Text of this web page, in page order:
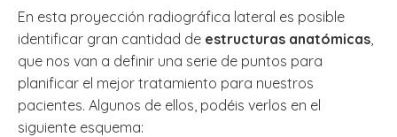
En esta proyección radiográfica lateral es posible
identificar gran cantidad de estructuras anatómicas,
que nos van a definir una serie de puntos para
planificar el mejor tratamiento para nuestros
pacientes. Algunos de ellos, podéis verlos en el
siguiente esquema: